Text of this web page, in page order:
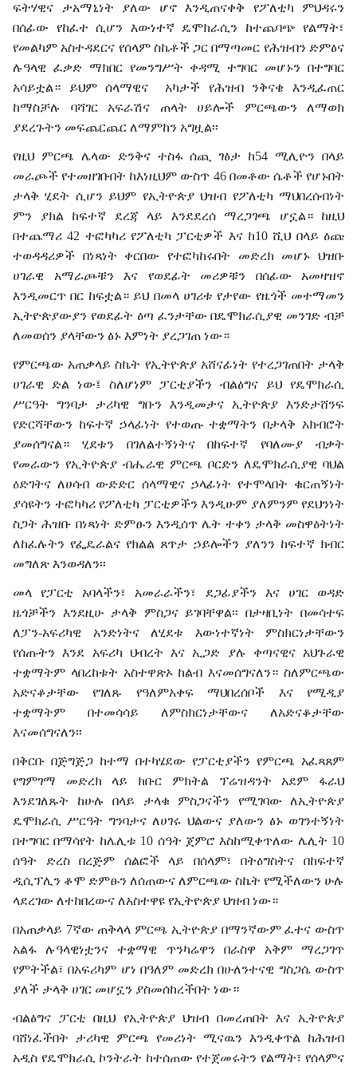
ፍትሃዊና ታአማኒነት ያለው ሆኖ እንዲጠናቀቅ የፖለቲካ ምህዳሩን
በሰፊው የከፈተ ሲሆን እውነተኛ ዴሞክራሲን ከተጨባጭ የልማት፣
የመልካም አስተዳደርና የሰላም ስኬቶች ጋር በማጣመር የሕዝብን ድምፅና
ሉዓላዊ ፈቃድ ማክበር የመንግሥት ቀዳሚ ተግባር መሆኑን በተግባር
አሳይቷል። ይህም ሰላማዊና አካታች የሕዝብ ንቅናቄ እንዲፈጠር
ከማስቻሉ ባሻገር አፍራሽና ጠላት ሀይሎች ምርጫውን ለማወክ
ያደረጉትን መፍጨርጨር ለማምከን አግዟል፡፡
የዚህ ምርጫ ሌላው ድንቅና ተስፋ ሰጪ ገፅታ ከ54 ሚሊዮን በላይ
መራጮች የተመዘገቡበት ከእነዚህም ውስጥ 46 በመቶው ሴቶች የሆኑበት
ታላቅ ሂደት ሲሆን ይህም የኢትዮጵያ ህዝብ የፖለቲካ ማህበረሰብነት
ምን ያክል ከፍተኛ ደረጃ ላይ እንደደረሰ ማረጋገጫ ሆኗል። ከዚህ
በተጨማሪ 42 ተፎካካሪ የፖለቲካ ፓርቲዎች እና ከ10 ሺህ በላይ ዕጩ
ተወዳዳሪዎች በነጻነት ቀርበው የተፎካከሩበት መድረክ መሆኑ ህዝቡ
ሀገራዊ አማራጮቹን እና የወደፊት መሪዎቹን በሰፊው አመዛዝኖ
እንዲመርጥ በር ከፍቷል። ይህ በመላ ሀገሪቱ የታየው የዜጎች መተማመን
ኢትዮጵያውያን የወደፊት ዕጣ ፈንታቸው በዴሞክራሲያዊ መንገድ ብቻ
ለመወሰን ያላቸውን ፅኑ እምነት ያረጋገጠ ነው።
የምርጫው አጠቃላይ ስኬት የኢትዮጵያ አሸናፊነት የተረጋገጠበት ታላቅ
ሀገራዊ ድል ነው፤ ስለሆነም ፓርቲያችን ብልፅግና ይህ የዴሞክራሲ
ሥርዓት ግንባታ ታሪካዊ ግቡን እንዲመታና ኢትዮጵያ እንድታሸንፍ
የድርሻቸውን ከፍተኛ ኃላፊነት የተወጡ ተቋማትን በታላቅ አክብሮት
ያመሰግናል። ሂደቱን በገለልተኝነትና በከፍተኛ የባለሙያ ብቃት
የመራውን የኢትዮጵያ ብሔራዊ ምርጫ ቦርድን ለዴሞክራሲያዊ ባህል
ዕድገትና ለሀሳብ ውድድር ሰላማዊና ኃላፊነት የተሞላበት ቁርጠኝነት
ያሳዩትን ተፎካካሪ የፖለቲካ ፓርቲዎችን እንዲሁም ያለምንም የደህንነት
ስጋት ሕዝቡ በነጻነት ድምፁን እንዲሰጥ ሌት ተቀን ታላቅ መስዋዕትነት
ለከፈሉትን የፌዴራልና የክልል ጸጥታ ኃይሎችን ያለንን ከፍተኛ ክብር
መግለጽ እንወዳለን፡፡
መላ የፓርቲ አባላችን፣ አመራራችን፣ ደጋፊያችን እና ሀገር ወዳድ
ዜጎቻችን እንደዚሁ ታላቅ ምስጋና ይገባቸዋል፡፡ በታዛቢነት በመሳተፍ
ለፓን-አፍሪካዊ አንድነትና ለሂደቱ እውነተኛነት ምስክርነታቸውን
የሰጡትን እንደ አፍሪካ ህብረት እና ኢጋድ ያሉ ቀጣናዊና አህጉራዊ
ተቋማትም ላበረከቱት አስተዋጽኦ ከልብ እናመሰግናለን። ስለምርጫው
አድናቆታቸው የገለጹ የዓለምአቀፍ ማህበረሰቦች እና የሚዲያ
ተቋማትም በተመሳሳይ ለምስክርነታቸውና ለአድናቆታቸው
እናመሰግናለን፡፡
በቅርቡ በጅግጅጋ ከተማ በተካሄደው የፓርቲያችን የምርጫ አፈጻጸም
የግምገማ መድረክ ላይ ክቡር ምክትል ፕሬዝዳንት አደም ፋራህ
እንደገለጹት ከሁሉ በላይ ታላቁ ምስጋናችን የሚገባው ለኢትዮጵያ
ዴሞክራሲ ሥርዓት ግንባታና ለሀገሩ ህልውና ያለውን ፅኑ ወገንተኝነት
በተግባር በማሳየት ከሌሊቱ 10 ሰዓት ጀምሮ እስከሚቀጥለው ሌሊት 10
ሰዓት ድረስ በረጅም ሰልፎች ላይ በሰላም፣ በትዕግስትና በከፍተኛ
ዲሲፕሊን ቆሞ ድምፁን ለሰጠውና ለምርጫው ስኬት የሚችለውን ሁሉ
ላደረገው ለተከበረውና ለአስተዋዩ የኢትዮጵያ ህዝብ ነው።
በአጠቃላይ 7ኛው ጠቅላላ ምርጫ ኢትዮጵያ በማንኛውም ፈተና ውስጥ
አልፋ ሉዓላዊነቷንና ተቋማዊ ጥንካሬዋን በራስዋ አቅም ማረጋገጥ
የምትችል፣ በአፍሪካም ሆነ በዓለም መድረክ በሁለንተናዊ ግስጋሴ ውስጥ
ያለች ታላቅ ሀገር መሆኗን ያስመሰከረችበት ነው።
ብልፅግና ፓርቲ በዚህ የኢትዮጵያ ህዝብ በመረጠበት እና ኢትዮጵያ
ባሸነፈችበት ታሪካዊ ምርጫ የመሪነት ሚናዉን እንዲቀጥል ከሕዝብ
አዲስ የዴሞክራሲ ኮንትራት ከተሰጠው የተጀመሩትን የልማት፣ የሰላምና